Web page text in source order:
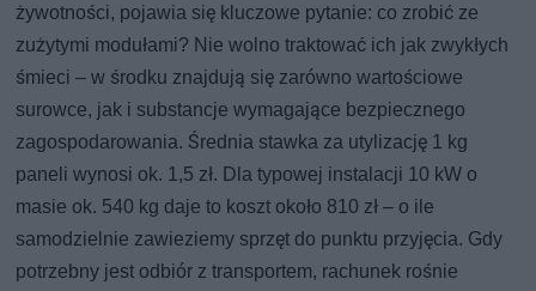
żywotności, pojawia się kluczowe pytanie: co zrobić ze
zużytymi modułami? Nie wolno traktować ich jak zwykłych
śmieci – w środku znajdują się zarówno wartościowe
surowce, jak i substancje wymagające bezpiecznego
zagospodarowania. Średnia stawka za utylizację 1 kg
paneli wynosi ok. 1,5 zł. Dla typowej instalacji 10 kW o
masie ok. 540 kg daje to koszt około 810 zł – o ile
samodzielnie zawieziemy sprzęt do punktu przyjęcia. Gdy
potrzebny jest odbiór z transportem, rachunek rośnie